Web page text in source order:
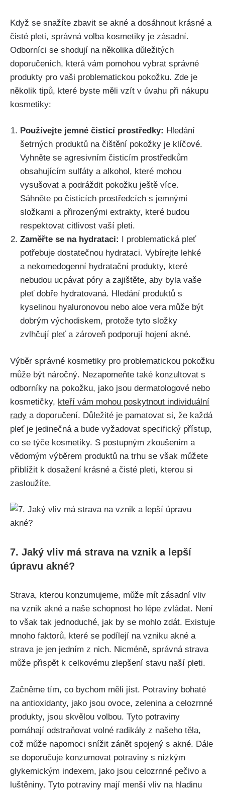
Když ⁣se snažíte zbavit se akné a​ dosáhnout krásné a
čisté pleti, ‌správná volba kosmetiky je zásadní.
Odborníci se shodují na‌ několika důležitých⁢
doporučeních, ​která vám pomohou vybrat správné
produkty pro vaši problematickou pokožku. Zde je
několik tipů, ‍které byste měli vzít v úvahu‌ při nákupu
kosmetiky:
Používejte jemné čisticí prostředky: Hledání
šetrných produktů na čištění pokožky je klíčové.
Vyhněte se agresivním čisticím prostředkům
obsahujícím sulfáty a alkohol, které mohou
vysušovat a podráždit pokožku ještě více.
Sáhněte po čisticích prostředcích s jemnými
složkami a přirozenými extrakty, které budou
respektovat citlivost vaší pleti.
Zaměřte se na ⁤hydrataci:
I problematická pleť
potřebuje dostatečnou hydrataci. Vybírejte lehké
a nekomedogenní hydratační produkty, které
nebudou ucpávat póry a zajištěte, aby byla vaše
pleť dobře ⁢hydratovaná. Hledání produktů s
kyselinou hyaluronovou nebo aloe vera může být
dobrým ⁤východiskem, protože tyto složky
zvlhčují pleť⁤ a zároveň podporují hojení akné.
Výběr správné kosmetiky pro problematickou pokožku
může být náročný. Nezapomeňte také konzultovat s
odborníky​ na ‍pokožku, jako​ jsou dermatologové nebo
kosmetičky, kteří ⁤vám ​mohou poskytnout individuální
rady a doporučení. Důležité ​je pamatovat si, že​ každá
pleť je jedinečná a bude vyžadovat specifický přístup,
co se týče kosmetiky. ‌S postupným zkoušením a
vědomým výběrem produktů na trhu se však můžete
přiblížit k dosažení krásné a čisté ‌pleti, kterou si
zasloužíte.
7. ‍Jaký vliv má strava na vznik a lepší
úpravu ​akné?
Strava, kterou konzumujeme, ‌může mít zásadní vliv
na vznik akné a naše schopnost ho lépe ⁢zvládat. Není
to však tak jednoduché, jak by se mohlo zdát. Existuje
mnoho faktorů, které se podílejí ⁤na vzniku akné a
strava je⁢ jen jedním z nich. Nicméně, správná strava
může přispět ⁤k celkovému zlepšení stavu naší pleti.
Začněme tím, co bychom měli jíst. Potraviny bohaté
na antioxidanty, jako‍ jsou ovoce, ⁣zelenina a celozrnné
⁤produkty, jsou skvělou volbou. ⁢Tyto potraviny
pomáhají odstraňovat volné radikály z našeho těla,
což může napomoci snížit ⁢zánět spojený s⁢ akné. ⁣Dále
​se doporučuje konzumovat ‍potraviny s nízkým
⁢glykemickým indexem, jako jsou celozrnné pečivo a
‍luštěniny. Tyto potraviny mají menší ‌vliv na hladinu